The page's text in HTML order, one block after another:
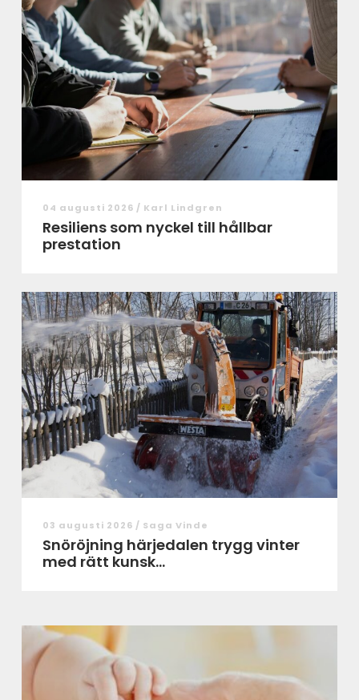
04 augusti 2026 / Karl Lindgren
Resiliens som nyckel till hållbar
prestation
03 augusti 2026 / Saga Vinde
Snöröjning härjedalen trygg vinter
med rätt kunsk...